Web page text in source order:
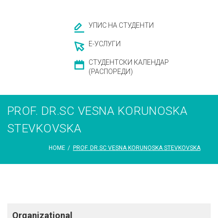
УПИС НА СТУДЕНТИ
Е-УСЛУГИ
СТУДЕНТСКИ КАЛЕНДАР
(РАСПОРЕДИ)
PROF. DR.SC VESNA KORUNOSKA
STEVKOVSKA
HOME / PROF. DR.SC VESNA KORUNOSKA STEVKOVSKA
Organizational